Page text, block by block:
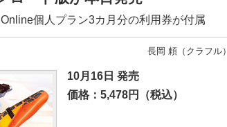
個人プラン3カ月分の利用券が付属
長岡 頼（クラフル）
10月16日 発売
価格：5,478円（税込）